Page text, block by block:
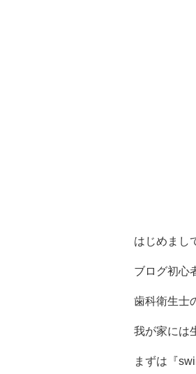
はじめまし
ブログ初心
歯科衛生士
我が家には
まずは『